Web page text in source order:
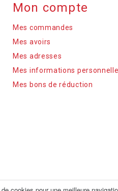
Mon compte
Mes commandes
Mes avoirs
Mes adresses
Mes informations
Mes bons de réduction